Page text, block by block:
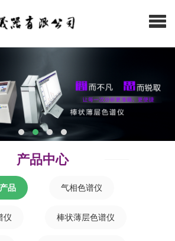
色谱仪，液相色谱仪，Rohs裂解色谱分析仪
产品中心
品 气相色谱仪
仪 棒状薄层色谱仪